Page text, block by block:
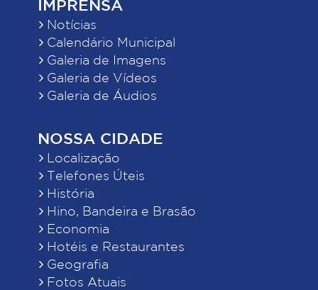
IMPRENSA
Notícias
Calendário Municipal
Galeria de Imagens
Galeria de Vídeos
Galeria de Áudios
NOSSA CIDADE
Localização
Telefones Úteis
História
Hino, Bandeira e Brasão
Economia
Hotéis e Restaurantes
Geografia
Fotos Atuais